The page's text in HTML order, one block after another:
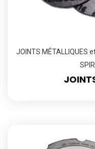
JOINTS MÉTALLIQUES